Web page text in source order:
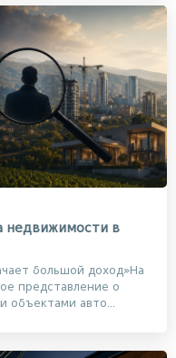
недвижимости в
большой доход»На
представление о
объектами авто...